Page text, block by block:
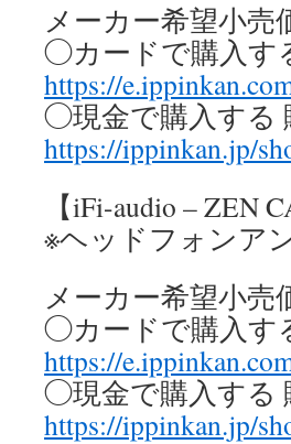
メーカー希望小売
◯カードで購入す
https://
◯現金で購入する
https://ippinkan.jp/
【iFi-audio – ZEN
※ヘッドフォンア
メーカー希望小売
◯カードで購入す
https://
◯現金で購入する
https://ippinkan.jp/